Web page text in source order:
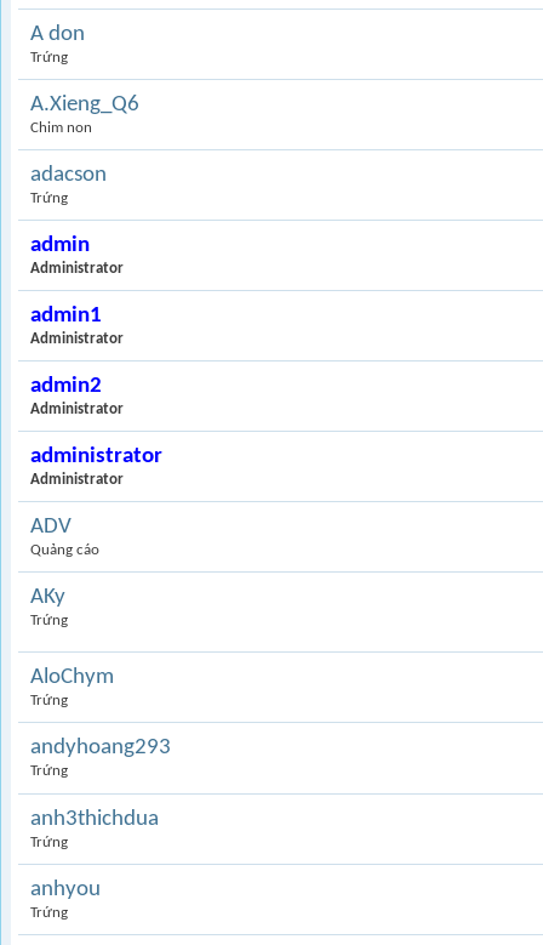
A don
Trứng
A.Xieng_Q6
Chim non
adacson
Trứng
admin
Administrator
admin1
Administrator
admin2
Administrator
administrator
Administrator
ADV
Quảng cáo
AKy
Trứng
AloChym
Trứng
andyhoang293
Trứng
anh3thichdua
Trứng
anhyou
Trứng